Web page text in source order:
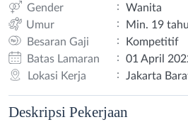
Gender
:
Wanita
Umur
:
Min. 19
Besaran Gaji
:
Kompetitif
Batas Lamaran
:
01 April
Lokasi Kerja
: Jakarta
Deskripsi Pekerjaan